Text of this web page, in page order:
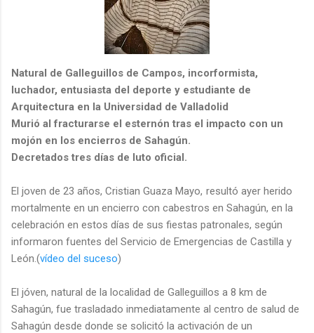
Natural de Galleguillos de Campos, incorformista,
luchador, entusiasta del deporte y estudiante de
Arquitectura en la Universidad de Valladolid
Murió al fracturarse el esternón tras el impacto con un
mojón en los encierros de Sahagún.
Decretados tres días de luto oficial.
El joven de 23 años, Cristian Guaza Mayo, resultó ayer herido
mortalmente en un encierro con cabestros en Sahagún, en la
celebración en estos días de sus fiestas patronales, según
informaron fuentes del Servicio de Emergencias de Castilla y
León.(vídeo del suceso)
El jóven, natural de la localidad de Galleguillos a 8 km de
Sahagún, fue trasladado inmediatamente al centro de salud de
Sahagún desde donde se solicitó la activación de un